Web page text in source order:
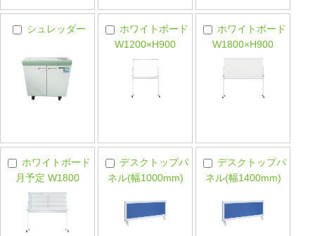
シュレッダー
ホワイトボード
W1200×H900
ホワイトボード
W1800×H900
ホワイトボード
月予定 W1800
デスクトップパ
ネル(幅1000mm)
デスクトップパ
ネル(幅1400mm)